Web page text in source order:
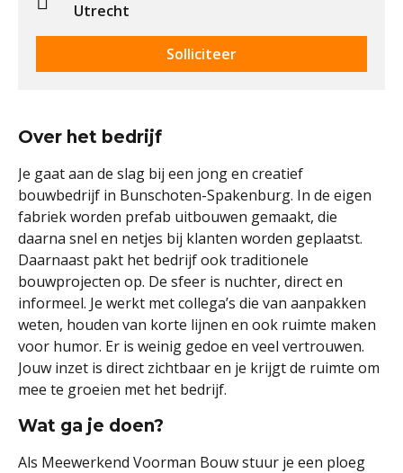
Utrecht
Solliciteer
Over het bedrijf
Je gaat aan de slag bij een jong en creatief
bouwbedrijf in Bunschoten-Spakenburg. In de eigen
fabriek worden prefab uitbouwen gemaakt, die
daarna snel en netjes bij klanten worden geplaatst.
Daarnaast pakt het bedrijf ook traditionele
bouwprojecten op. De sfeer is nuchter, direct en
informeel. Je werkt met collega’s die van aanpakken
weten, houden van korte lijnen en ook ruimte maken
voor humor. Er is weinig gedoe en veel vertrouwen.
Jouw inzet is direct zichtbaar en je krijgt de ruimte om
mee te groeien met het bedrijf.
Wat ga je doen?
Als Meewerkend Voorman Bouw stuur je een ploeg